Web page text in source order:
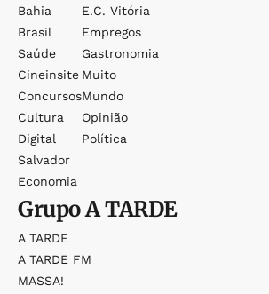
Bahia
Brasil
Saúde
Cineinsite
Concursos
Cultura
Digital
Salvador
Economia
E.c. Vitória
Empregos
Gastronomia
Muito
Mundo
Opinião
Política
GrupoA TARDE
A TARDE
A TARDE FM
MASSA!